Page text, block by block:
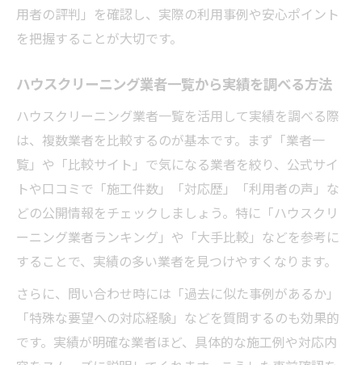
用者の評判」を確認し、実際の利用事例や安心ポイント
を把握することが大切です。
ハウスクリーニング業者一覧から実績を調べる方法
ハウスクリーニング業者一覧を活用して実績を調べる際
は、複数業者を比較するのが基本です。まず「業者一
覧」や「比較サイト」で気になる業者を絞り、公式サイ
トや口コミで「施工件数」「対応歴」「利用者の声」な
どの公開情報をチェックしましょう。特に「ハウスクリ
ーニング業者ランキング」や「大手比較」などを参考に
することで、実績の多い業者を見つけやすくなります。
さらに、問い合わせ時には「過去に似た事例があるか」
「特殊な要望への対応経験」などを質問するのも効果的
です。実績が明確な業者ほど、具体的な施工例や対応内